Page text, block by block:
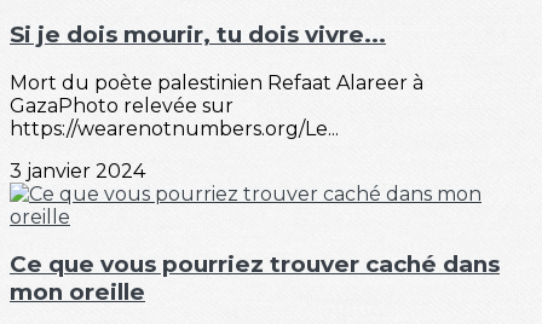
Si je dois mourir, tu dois vivre...
Mort du poète palestinien Refaat Alareer à
GazaPhoto relevée sur
https://wearenotnumbers.org/Le...
3 janvier 2024
Ce que vous pourriez trouver caché dans
mon oreille